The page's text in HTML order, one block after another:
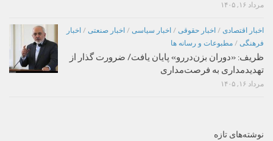
مرداد ۱۶, ۱۴۰۵
اخبار اقتصادی / اخبار حقوقی / اخبار سیاسی / اخبار صنعتی / اخبار
فرهنگی / مطبوعات و رسانه ها
ظریف: «دوران بزن‌دررو» پایان یافت/ ضرورت گذار از
تهدیدمداری به فرصت‌مداری
مرداد ۱۶, ۱۴۰۵
نوشته‌های تازه